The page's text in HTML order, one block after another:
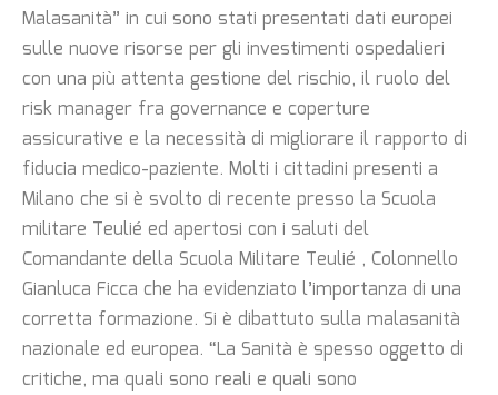
Malasanità” in cui sono stati presentati dati europei
sulle nuove risorse per gli investimenti ospedalieri
con una più attenta gestione del rischio, il ruolo del
risk manager fra governance e coperture
assicurative e la necessità di migliorare il rapporto di
fiducia medico-paziente. Molti i cittadini presenti a
Milano che si è svolto di recente presso la Scuola
militare Teulié ed apertosi con i saluti del
Comandante della Scuola Militare Teulié , Colonnello
Gianluca Ficca che ha evidenziato l’importanza di una
corretta formazione. Si è dibattuto sulla malasanità
nazionale ed europea. “La Sanità è spesso oggetto di
critiche, ma quali sono reali e quali sono